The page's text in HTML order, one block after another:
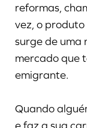
reformas,
vez, o produto
surge de uma
mercado que
emigrante.
Quando
e faz a sua